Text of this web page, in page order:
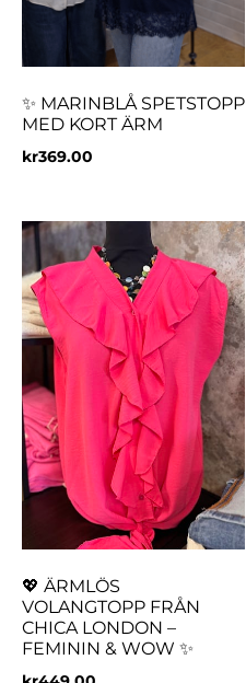
✨ MARINBLÅ SPETSTOPP
MED KORT ÄRM
kr369.00
💖 ÄRMLÖS
VOLANGTOPP FRÅN
CHICA LONDON –
FEMININ & WOW ✨